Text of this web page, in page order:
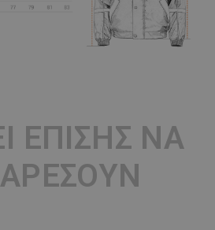
ΕΠΊΣΗΣ ΝΑ